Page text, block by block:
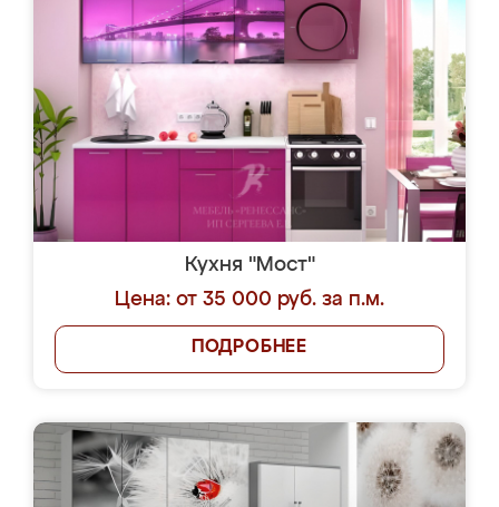
Кухня "Мост"
Цена: от 35 000 руб. за п.м.
ПОДРОБНЕЕ